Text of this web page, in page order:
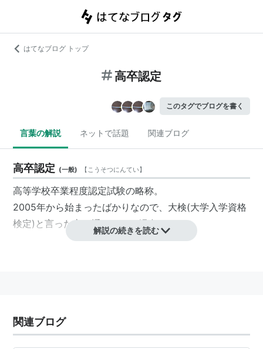
はてなブログ トップ
高卒認定
このタグでブログを書く
言葉の解説 ネットで話題 関連ブログ
高卒認定 (一般) 【こうそつにんてい】
高等学校卒業程度認定試験の略称。
2005年から始まったばかりなので、大検(大学入学資格
検定)と言った方が通じやすい場合も。
解説の続きを読む
関連ブログ